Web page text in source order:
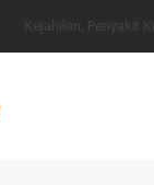
Nasihat Emas di